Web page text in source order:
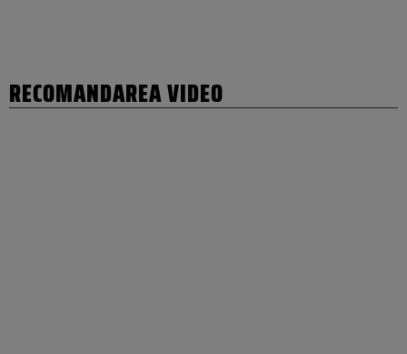
RECOMANDAREA VIDEO